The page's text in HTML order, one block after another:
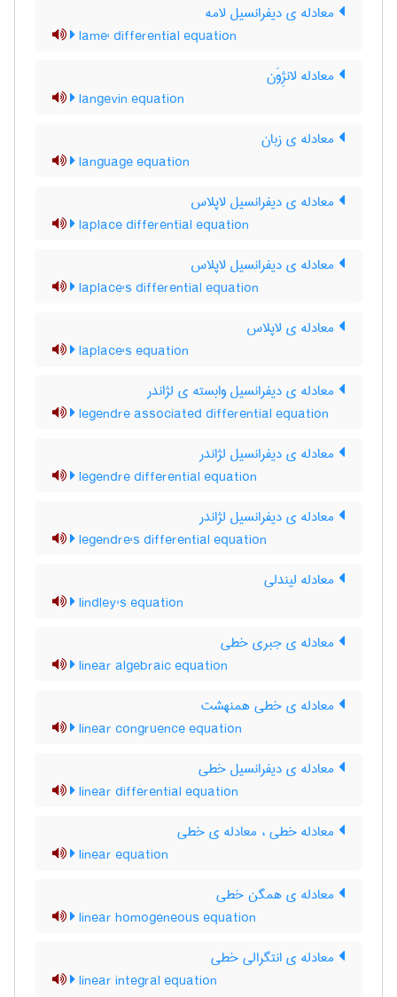
معادله ی دیفرانسیل لامه
lame' differential equation
معادله لانژِوَن
langevin equation
معادله ی زبان
language equation
معادله ی دیفرانسیل لاپلاس
laplace differential equation
معادله ی دیفرانسیل لاپلاس
laplace's differential equation
معادله ی لاپلاس
laplace's equation
معادله ی دیفرانسیل وابسته ی لژاندر
legendre associated differential equation
معادله ی دیفرانسیل لژاندر
legendre differential equation
معادله ی دیفرانسیل لژاندر
legendre's differential equation
معادله لیندلی
lindley's equation
معادله ی جبری خطی
linear algebraic equation
معادله ی خطی همنهشت
linear congruence equation
معادله ی دیفرانسیل خطی
linear differential equation
معادله خطی ، معادله ی خطی
linear equation
معادله ی همگن خطی
linear homogeneous equation
معادله ی انتگرالی خطی
linear integral equation